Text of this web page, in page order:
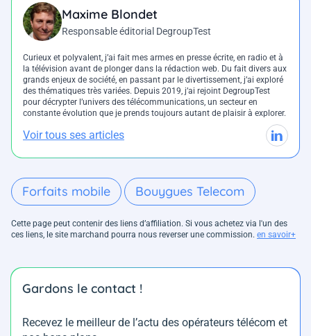
Maxime Blondet
Responsable éditorial DegroupTest
Curieux et polyvalent, j’ai fait mes armes en presse écrite, en radio et à
la télévision avant de plonger dans la rédaction web. Du fait divers aux
grands enjeux de société, en passant par le divertissement, j’ai exploré
des thématiques très variées. Depuis 2019, j’ai rejoint DegroupTest
pour décrypter l’univers des télécommunications, un secteur en
constante évolution que je prends toujours autant de plaisir à explorer.
Voir tous ses articles
Forfaits mobile Bouygues Telecom
Cette page peut contenir des liens d’affiliation. Si vous achetez via l'un des
ces liens, le site marchand pourra nous reverser une commission. en savoir+
Gardons le contact !
Recevez le meilleur de l’actu des opérateurs télécom et